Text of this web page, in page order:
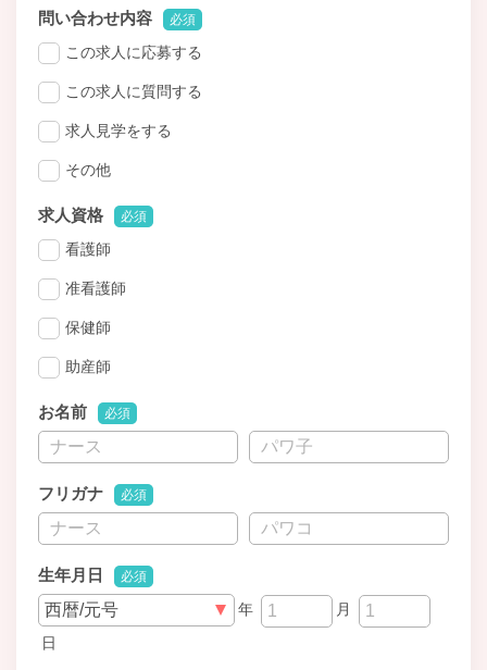
問い合わせ内容 必須
この求人に応募する
この求人に質問する
求人見学をする
その他
求人資格 必須
看護師
准看護師
保健師
助産師
お名前 必須
フリガナ 必須
生年月日 必須
年
月
日